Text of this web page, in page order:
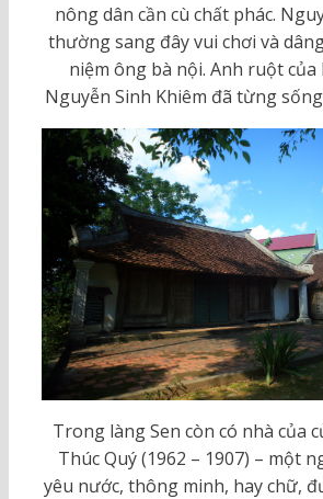
nông dân cần cù chất phác.
thường sang đây vui chơi và
niệm ông bà nội. Anh ruột của
Nguyễn Sinh Khiêm đã từng
Trong làng Sen còn có nhà của
Thúc Quý (1962 – 1907) – một
yêu nước, thông minh, hay chữ,